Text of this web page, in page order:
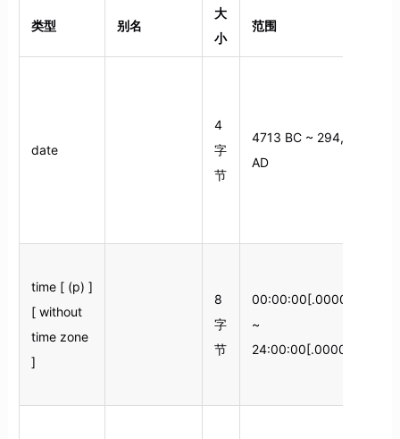
类型 别名
大
小
范围
date
4
字
节
4713 BC ~ 294,277
AD
time [ (p) ]
[ without
time zone
]
8
字
节
00:00:00[.000000]
~
24:00:00[.000000]